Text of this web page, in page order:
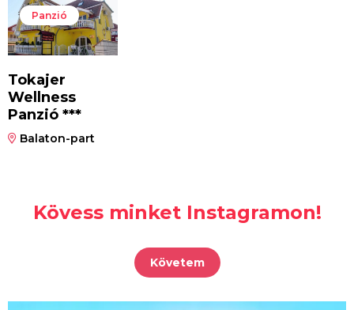
Panzió
Tokajer
Wellness
Panzió ***
Balaton-part
Kövess minket Instagramon!
Követem